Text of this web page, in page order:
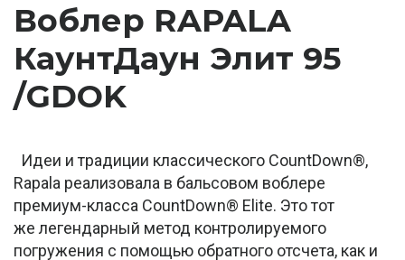
Воблер RAPALA
КаунтДаун Элит 95
/GDOK
Идеи и традиции классического CountDown®,
Rapala реализовала в бальсовом воблере
премиум-класса CountDown® Elite. Это тот
же легендарный метод контролируемого
погружения с помощью обратного отсчета, как и